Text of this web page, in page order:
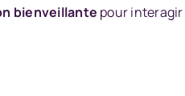
bienveillante pour